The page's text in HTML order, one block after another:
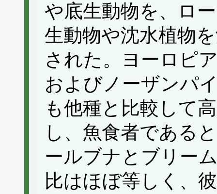
や底生動物を、ロ
生動物や沈水植物
された。ヨーロピ
およびノーザンパ
も他種と比較して
し、魚食者である
ールブナとブリー
比はほぼ等しく、